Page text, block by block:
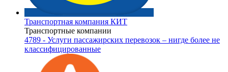
Транспортная компания КИТ
Транспортные компании
4789 - Услуги пассажирских перевозок – нигде более не
классифицированные